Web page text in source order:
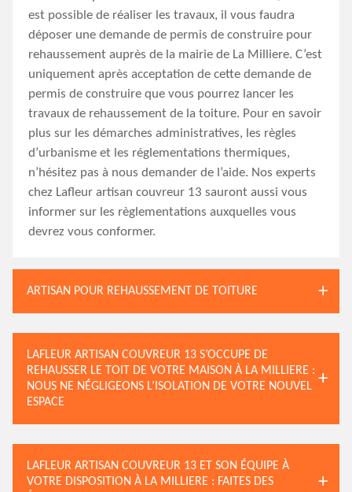
est possible de réaliser les travaux, il vous faudra
déposer une demande de permis de construire pour
rehaussement auprès de la mairie de La Milliere. C’est
uniquement après acceptation de cette demande de
permis de construire que vous pourrez lancer les
travaux de rehaussement de la toiture. Pour en savoir
plus sur les démarches administratives, les règles
d’urbanisme et les réglementations thermiques,
n’hésitez pas à nous demander de l’aide. Nos experts
chez Lafleur artisan couvreur 13 sauront aussi vous
informer sur les règlementations auxquelles vous
devrez vous conformer.
ARTISAN POUR REHAUSSEMENT DE TOITURE
LAFLEUR ARTISAN COUVREUR 13 S’OCCUPE DE
REHAUSSER LE TOIT DE VOTRE MAISON À LA MILLIERE :
NOUS NE NÉGLIGEONS L’ISOLATION DE VOTRE NOUVEL
ESPACE
LAFLEUR ARTISAN COUVREUR 13 ET SON ÉQUIPE À
VOTRE DISPOSITION À LA MILLIERE : FAITES DES